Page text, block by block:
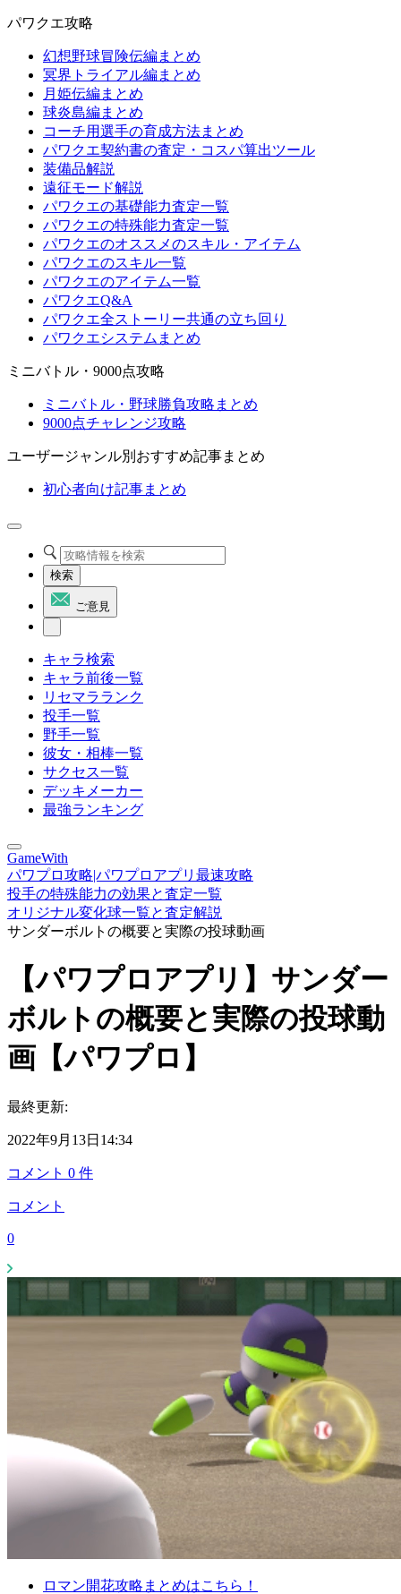
パワクエ攻略
幻想野球冒険伝編まとめ
冥界トライアル編まとめ
月姫伝編まとめ
球炎島編まとめ
コーチ用選手の育成方法まとめ
パワクエ契約書の査定・コスパ算出ツール
装備品解説
遠征モード解説
パワクエの基礎能力査定一覧
パワクエの特殊能力査定一覧
パワクエのオススメのスキル・アイテム
パワクエのスキル一覧
パワクエのアイテム一覧
パワクエQ&A
パワクエ全ストーリー共通の立ち回り
パワクエシステムまとめ
ミニバトル・9000点攻略
ミニバトル・野球勝負攻略まとめ
9000点チャレンジ攻略
ユーザージャンル別おすすめ記事まとめ
初心者向け記事まとめ
検索
ご意見
キャラ検索
キャラ前後一覧
リセマラランク
投手一覧
野手一覧
彼女・相棒一覧
サクセス一覧
デッキメーカー
最強ランキング
GameWith
パワプロ攻略|パワプロアプリ最速攻略
投手の特殊能力の効果と査定一覧
オリジナル変化球一覧と査定解説
サンダーボルトの概要と実際の投球動画
【パワプロアプリ】サンダー
ボルトの概要と実際の投球動
画【パワプロ】
最終更新:
2022年9月13日14:34
コメント 0 件
コメント
0
ロマン開花攻略まとめはこちら！